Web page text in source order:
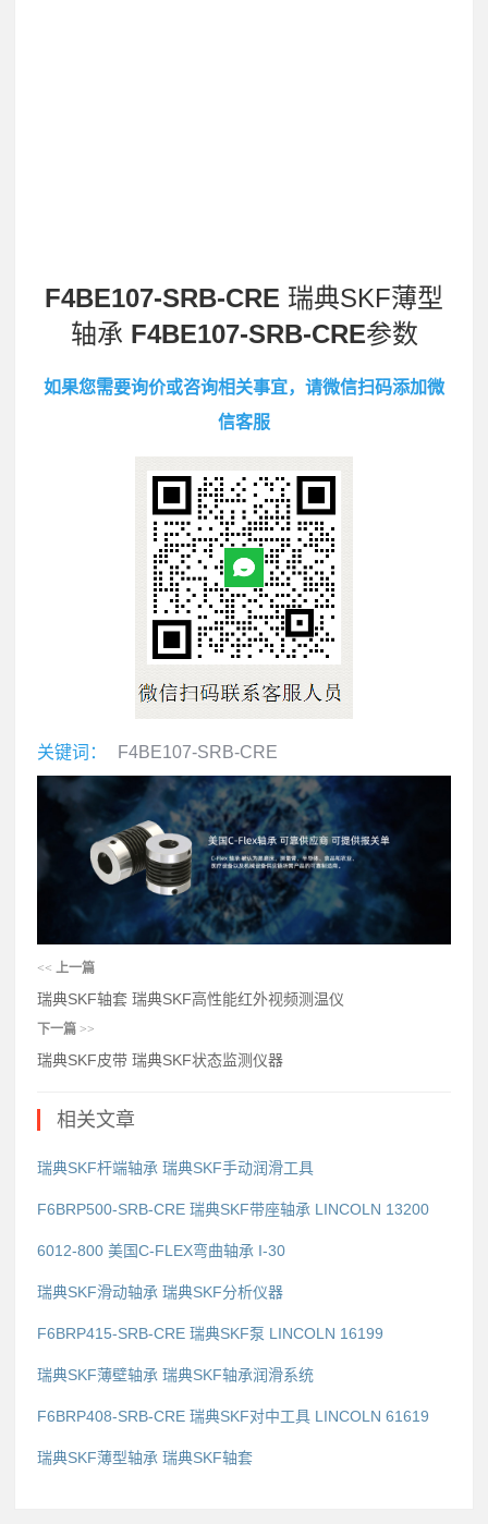
F4BE107-SRB-CRE 瑞典SKF薄型
轴承 F4BE107-SRB-CRE参数
如果您需要询价或咨询相关事宜，请微信扫码添加微
信客服
关键词： F4BE107-SRB-CRE
<< 上一篇
瑞典SKF轴套 瑞典SKF高性能红外视频测温仪
下一篇 >>
瑞典SKF皮带 瑞典SKF状态监测仪器
相关文章
瑞典SKF杆端轴承 瑞典SKF手动润滑工具
F6BRP500-SRB-CRE 瑞典SKF带座轴承 LINCOLN 13200
6012-800 美国C-FLEX弯曲轴承 I-30
瑞典SKF滑动轴承 瑞典SKF分析仪器
F6BRP415-SRB-CRE 瑞典SKF泵 LINCOLN 16199
瑞典SKF薄壁轴承 瑞典SKF轴承润滑系统
F6BRP408-SRB-CRE 瑞典SKF对中工具 LINCOLN 61619
瑞典SKF薄型轴承 瑞典SKF轴套